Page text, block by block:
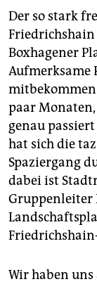
Der so stark
Boxhagener
Aufmerksame
paar Monaten,
genau
hat sich die
Spaziergang
dabei ist
Gruppenleiter
Wir haben